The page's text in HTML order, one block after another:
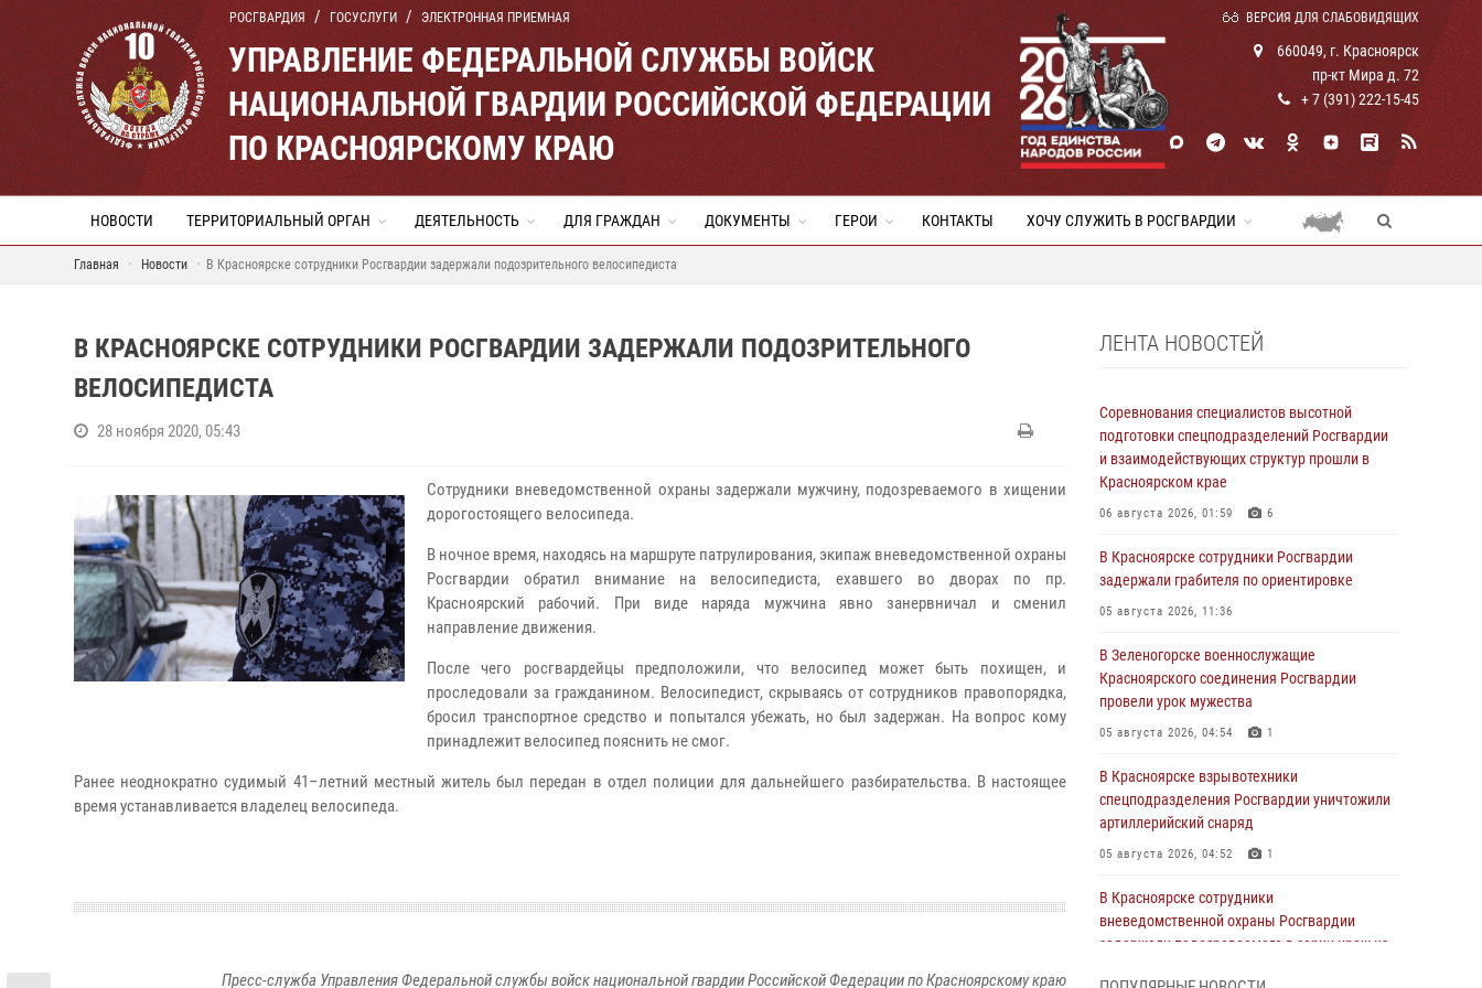
РОСГВАРДИЯ ГОСУСЛУГИ ЭЛЕКТРОННАЯ ПРИЕМНАЯ ВЕРСИЯ ДЛЯ СЛАБОВИДЯЩИХ
УПРАВЛЕНИЕ ФЕДЕРАЛЬНОЙ СЛУЖБЫ ВОЙСК
НАЦИОНАЛЬНОЙ ГВАРДИИ РОССИЙСКОЙ ФЕДЕРАЦИИ
ПО КРАСНОЯРСКОМУ КРАЮ
660049, г. Красноярск
пр-кт Мира д. 72
+ 7 (391) 222-15-45
НОВОСТИ ТЕРРИТОРИАЛЬНЫЙ ОРГАН ДЕЯТЕЛЬНОСТЬ ДЛЯ ГРАЖДАН ДОКУМЕНТЫ ГЕРОИ КОНТАКТЫ ХОЧУ СЛУЖИТЬ В РОСГВАРДИИ
Главная Новости В Красноярске сотрудники Росгвардии задержали подозрительного велосипедиста
В КРАСНОЯРСКЕ СОТРУДНИКИ РОСГВАРДИИ ЗАДЕРЖАЛИ ПОДОЗРИТЕЛЬНОГО
ВЕЛОСИПЕДИСТА
28 ноября 2020, 05:43
Сотрудники вневедомственной охраны задержали мужчину, подозреваемого в хищении
дорогостоящего велосипеда.
В ночное время, находясь на маршруте патрулирования, экипаж вневедомственной охраны
Росгвардии обратил внимание на велосипедиста, ехавшего во дворах по пр.
Красноярский рабочий. При виде наряда мужчина явно занервничал и сменил
направление движения.
После чего росгвардейцы предположили, что велосипед может быть похищен, и
проследовали за гражданином. Велосипедист, скрываясь от сотрудников правопорядка,
бросил транспортное средство и попытался убежать, но был задержан. На вопрос кому
принадлежит велосипед пояснить не смог.
Ранее неоднократно судимый 41–летний местный житель был передан в отдел полиции для дальнейшего разбирательства. В настоящее
время устанавливается владелец велосипеда.
Пресс-служба Управления Федеральной службы войск национальной гвардии Российской Федерации по Красноярскому краю
ЛЕНТА НОВОСТЕЙ
Соревнования специалистов высотной
подготовки спецподразделений Росгвардии
и взаимодействующих структур прошли в
Красноярском крае
06 августа 2026, 01:59 6
В Красноярске сотрудники Росгвардии
задержали грабителя по ориентировке
05 августа 2026, 11:36
В Зеленогорске военнослужащие
Красноярского соединения Росгвардии
провели урок мужества
05 августа 2026, 04:54 1
В Красноярске взрывотехники
спецподразделения Росгвардии уничтожили
артиллерийский снаряд
05 августа 2026, 04:52 1
В Красноярске сотрудники
вневедомственной охраны Росгвардии
задержали подозреваемого в серии краж из